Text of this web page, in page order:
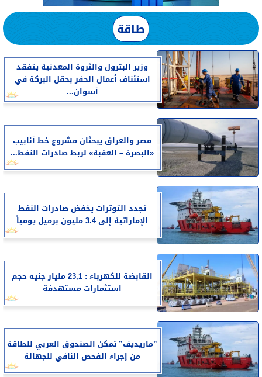
طاقة
وزير البترول والثروة المعدنية يتفقد
استئناف أعمال الحفر بحقل البركة في
أسوان...
مصر والعراق يبحثان مشروع خط أنابيب
«البصرة – العقبة» لربط صادرات النفط...
تجدد التوترات يخفض صادرات النفط
الإماراتية إلى 3.4 مليون برميل يومياً
القابضة للكهرباء : 23,1 مليار جنيه حجم
استثمارات مستهدفة
”ماريديف” تمكن الصندوق العربي للطاقة
من إجراء الفحص النافي للجهالة